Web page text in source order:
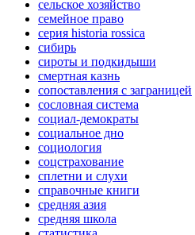
сельское хозяйство
семейное право
серия historia rossica
сибирь
сироты и подкидыши
смертная казнь
сопоставления с заграницей
сословная система
социал-демократы
социальное дно
социология
соцстрахование
сплетни и слухи
справочные книги
средняя азия
средняя школа